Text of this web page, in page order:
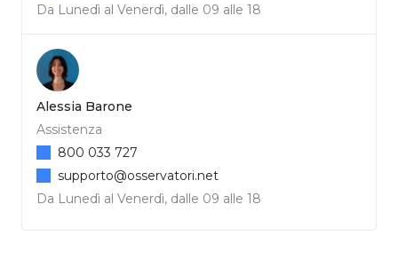
Da Lunedì al Venerdì, dalle 09 alle 18
Alessia Barone
Assistenza
Da Lunedì al Venerdì, dalle 09 alle 18
800 033 727
supporto@osservatori.net